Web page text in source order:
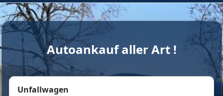
Autoankauf aller Art !
Unfallwagen